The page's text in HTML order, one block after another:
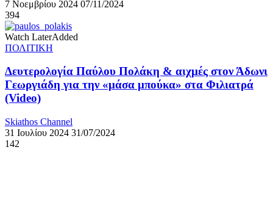
7 Νοεμβρίου 2024 07/11/2024
394
Watch LaterAdded
ΠΟΛΙΤΙΚΗ
Δευτερολογία Παύλου Πολάκη & αιχμές στον Άδωνι
Γεωργιάδη για την «μάσα μπούκα» στα Φιλιατρά
(Video)
Skiathos Channel
31 Ιουλίου 2024 31/07/2024
142